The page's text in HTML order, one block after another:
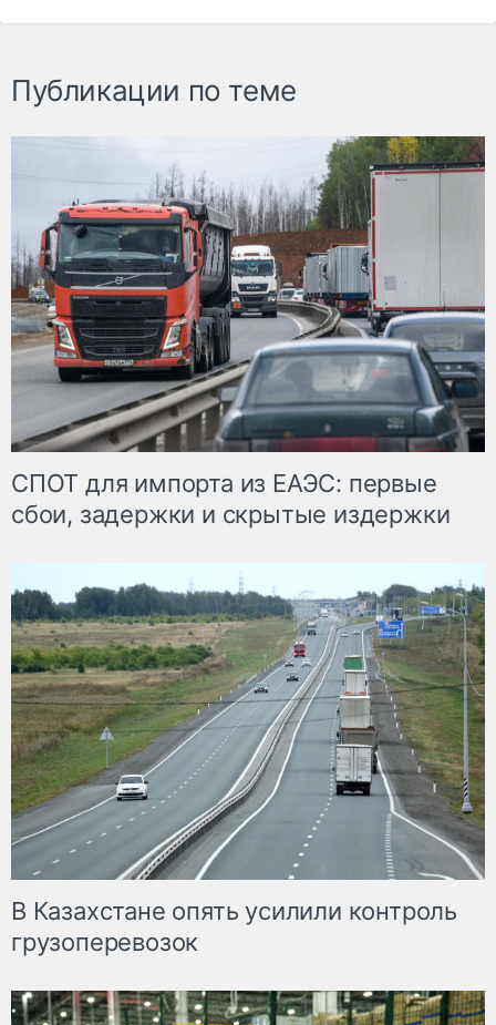
Публикации по теме
СПОТ для импорта из ЕАЭС: первые
сбои, задержки и скрытые издержки
В Казахстане опять усилили контроль
грузоперевозок